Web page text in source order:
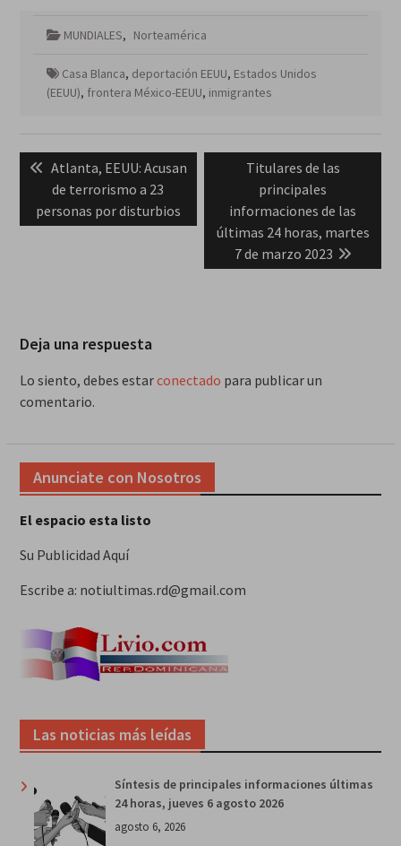
MUNDIALES, Norteamérica
Casa Blanca, deportación EEUU, Estados Unidos
(EEUU), frontera México-EEUU, inmigrantes
Navegación
de
entradas
Previous
post:
Atlanta, EEUU: Acusan
de terrorismo a 23
personas por disturbios
Next
post:
Titulares de las
principales
informaciones de las
últimas 24 horas, martes
7 de marzo 2023
Deja una respuesta
Lo siento, debes estarconectado para publicar un
comentario.
Anunciate con Nosotros
El espacio esta listo
Su Publicidad Aquí
Escribe a: notiultimas.rd@gmail.com
Las noticias más leídas
Síntesis de principales informaciones últimas
24 horas, jueves 6 agosto 2026
agosto 6, 2026